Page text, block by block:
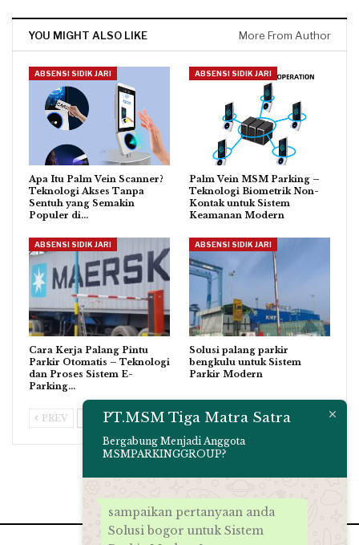
YOU MIGHT ALSO LIKE More From Author
ABSENSI SIDIK JARI
Apa Itu Palm Vein Scanner?
Teknologi Akses Tanpa
Sentuh yang Semakin
Populer di…
ABSENSI SIDIK JARI
Palm Vein MSM Parking –
Teknologi Biometrik Non-
Kontak untuk Sistem
Keamanan Modern
ABSENSI SIDIK JARI
Cara Kerja Palang Pintu
Parkir Otomatis – Teknologi
dan Proses Sistem E-
Parking…
ABSENSI SIDIK JARI
Solusi palang parkir
bengkulu untuk Sistem
Parkir Modern
PREV NEXTPT.MSM Tiga Matra Satra
Bergabung Menjadi Anggota
MSMPARKINGGROUP?
sampaikan pertanyaan anda
Solusi bogor untuk Sistem